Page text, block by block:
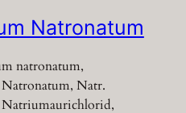
Natronatum
natronatum,
Natr.